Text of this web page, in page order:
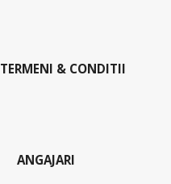
TERMENI & CONDITII
ANGAJARI